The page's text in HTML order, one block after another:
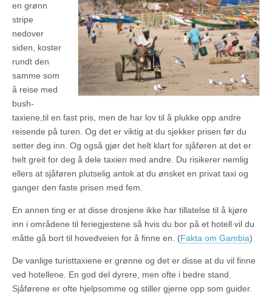
en grønn
stripe
nedover
siden, koster
rundt den
samme som
å reise med
bush-
taxiene,til en fast pris, men de har lov til å plukke opp andre
reisende på turen. Og det er viktig at du sjekker prisen før du
setter deg inn. Og også gjør det helt klart for sjåføren at det er
helt greit for deg å dele taxien med andre. Du risikerer nemlig
ellers at sjåføren plutselig antok at du ønsket en privat taxi og
ganger den faste prisen med fem.
En annen ting er at disse drosjene ikke har tillatelse til å kjøre
inn i områdene til feriegjestene så hvis du bor på et hotell vil du
måtte gå bort til hovedveien for å finne en. (Fakta om Gambia)
De vanlige turisttaxiene er grønne og det er disse at du vil finne
ved hotellene. En god del dyrere, men ofte i bedre stand.
Sjåførene er ofte hjelpsomme og stiller gjerne opp som guider.